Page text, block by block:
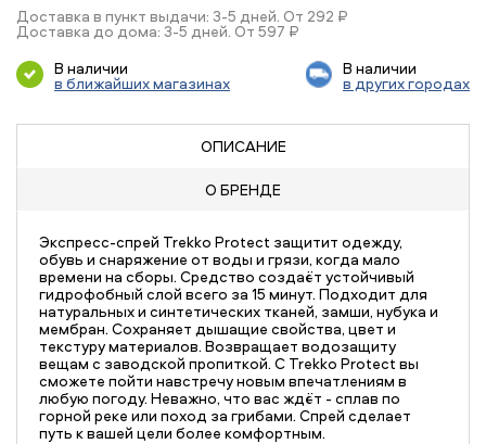
Доставка в пункт выдачи: 3-5 дней. От 292 ₽
Доставка до дома: 3-5 дней. От 597 ₽
В наличии
в ближайших магазинах
В наличии
в других городах
ОПИСАНИЕ
О БРЕНДЕ
Экспресс-спрей Trekko Protect защитит одежду,
обувь и снаряжение от воды и грязи, когда мало
времени на сборы. Средство создаёт устойчивый
гидрофобный слой всего за 15 минут. Подходит для
натуральных и синтетических тканей, замши, нубука и
мембран. Сохраняет дышащие свойства, цвет и
текстуру материалов. Возвращает водозащиту
вещам с заводской пропиткой. С Trekko Protect вы
сможете пойти навстречу новым впечатлениям в
любую погоду. Неважно, что вас ждёт - сплав по
горной реке или поход за грибами. Спрей сделает
путь к вашей цели более комфортным.